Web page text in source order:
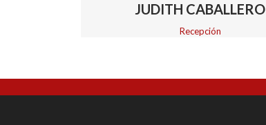
JUDITH CABALLERO
Recepción